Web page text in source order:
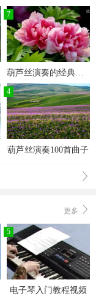
7
葫芦丝演奏的经典老歌100首
4
葫芦丝演奏100首曲子
更多
5
电子琴入门教程视频